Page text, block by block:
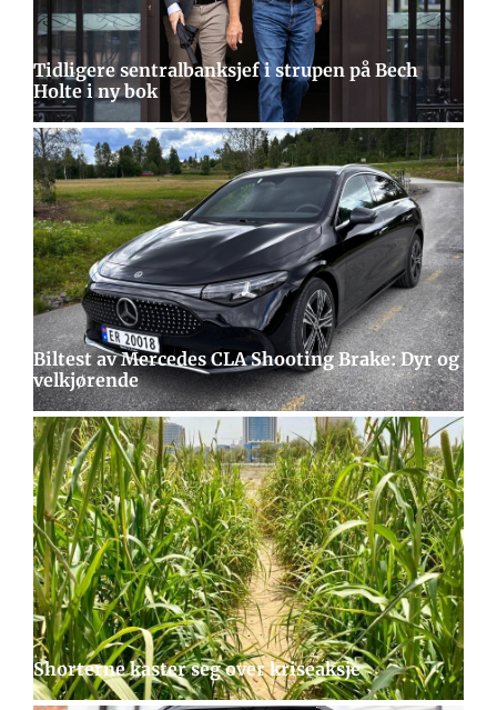
Tidligere sentralbanksjef i strupen på Bech
Holte i ny bok
Biltest av Mercedes CLA Shooting Brake: Dyr og
velkjørende
Shorterne kaster seg over kriseaksje